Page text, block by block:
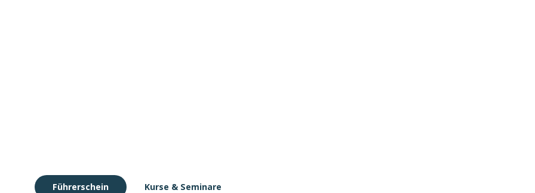
Führerschein Kurse & Seminare